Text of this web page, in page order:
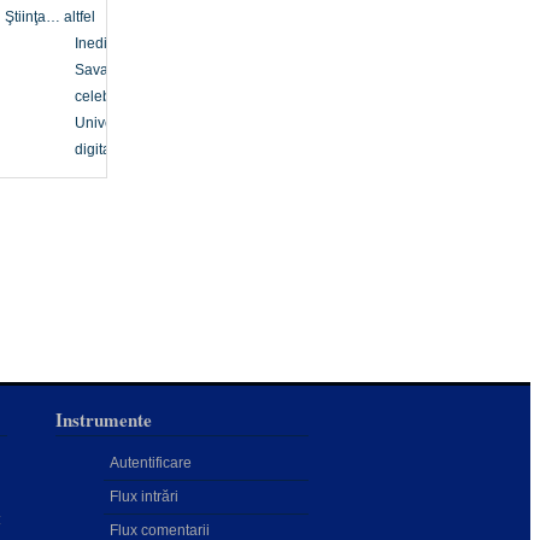
Ştiinţa… altfel
Inedit
Savanți
celebri
Univers
digital
:
Instrumente
Autentificare
Flux intrări
Flux comentarii